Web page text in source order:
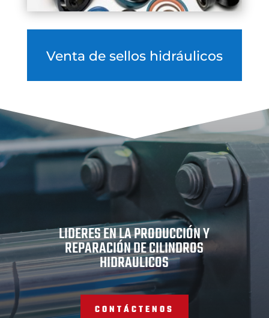
Venta de sellos hidráulicos
LIDERES EN LA PRODUCCIÓN Y
REPARACIÓN DE CILINDROS
HIDRAULICOS
CONTÁCTENOS